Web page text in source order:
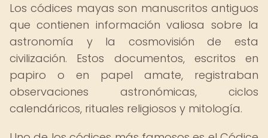
Los códices mayas son manuscritos antiguos
que contienen información valiosa sobre la
astronomía y la cosmovisión de esta
civilización. Estos documentos, escritos en
papiro o en papel amate, registraban
observaciones astronómicas, ciclos
calendáricos, rituales religiosos y mitología.